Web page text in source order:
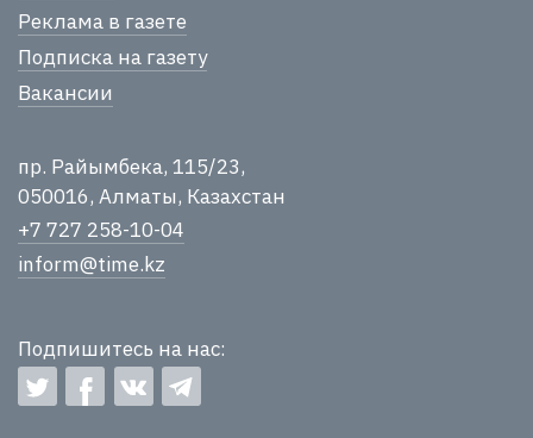
Реклама в газете
Подписка на газету
Вакансии
пр. Райымбека, 115/23,
050016, Алматы, Казахстан
+7 727 258-10-04
inform@time.kz
Подпишитесь на нас: